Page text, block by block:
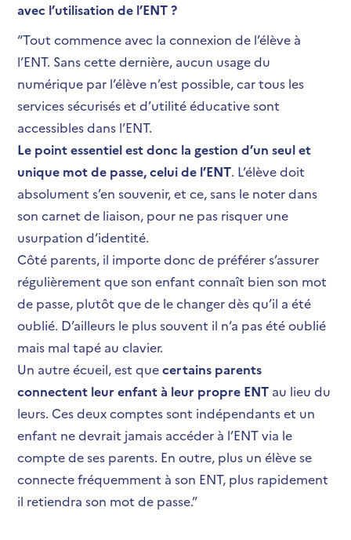
avec l’utilisation de l’ENT ?
“Tout commence avec la connexion de l’élève à
l’ENT. Sans cette dernière, aucun usage du
numérique par l’élève n’est possible, car tous les
services sécurisés et d’utilité éducative sont
accessibles dans l’ENT.
Le point essentiel est donc la gestion d’un seul et
unique mot de passe, celui de l’ENT. L’élève doit
absolument s’en souvenir, et ce, sans le noter dans
son carnet de liaison, pour ne pas risquer une
usurpation d’identité.
Côté parents, il importe donc de préférer s’assurer
régulièrement que son enfant connaît bien son mot
de passe, plutôt que de le changer dès qu’il a été
oublié. D’ailleurs le plus souvent il n’a pas été oublié
mais mal tapé au clavier.
Un autre écueil, est quecertains parents
connectent leur enfant à leur propre ENT au lieu du
leurs. Ces deux comptes sont indépendants et un
enfant ne devrait jamais accéder à l’ENT via le
compte de ses parents. En outre, plus un élève se
connecte fréquemment à son ENT, plus rapidement
il retiendra son mot de passe.”